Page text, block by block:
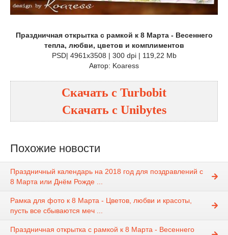
Праздничная открытка с рамкой к 8 Марта - Весеннего
тепла, любви, цветов и комплиментов
PSD| 4961x3508 | 300 dpi | 119,22 Mb
Автор: Koaress
Скачать с Turbobit
Скачать с Unibytes
Похожие новости
Праздничный календарь на 2018 год для поздравлений с
8 Марта или Днём Рожде ...
Рамка для фото к 8 Марта - Цветов, любви и красоты,
пусть все сбываются меч ...
Праздничная открытка с рамкой к 8 Марта - Весеннего